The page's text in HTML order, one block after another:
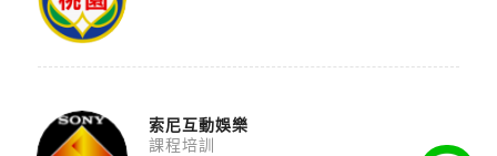
索尼互動娛樂
課程培訓